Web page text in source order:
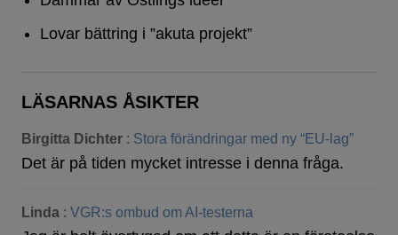
Lovar bättring i ”akuta projekt”
LÄSARNAS ÅSIKTER
Birgitta Dichter : Stora förändringar med ny “EU-lag”
Det är på tiden mycket intresse i denna fråga.
Linda : VGR:s ombud om AI-testerna